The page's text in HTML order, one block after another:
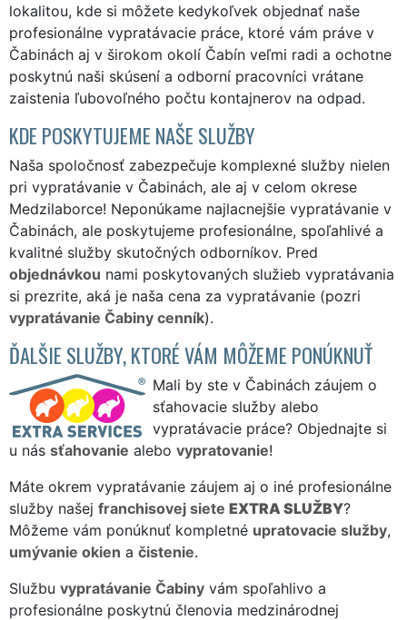
lokalitou, kde si môžete kedykoľvek objednať naše
profesionálne vypratávacie práce, ktoré vám práve v
Čabinách aj v širokom okolí Čabín veľmi radi a ochotne
poskytnú naši skúsení a odborní pracovníci vrátane
zaistenia ľubovoľného počtu kontajnerov na odpad.
KDE POSKYTUJEME NAŠE SLUŽBY
Naša spoločnosť zabezpečuje komplexné služby nielen
pri vypratávanie v Čabinách, ale aj v celom okrese
Medzilaborce! Neponúkame najlacnejšie vypratávanie v
Čabinách, ale poskytujeme profesionálne, spoľahlivé a
kvalitné služby skutočných odborníkov. Pred
objednávkou nami poskytovaných služieb vypratávania
si prezrite, aká je naša cena za vypratávanie (pozri
vypratávanie Čabiny cenník).
ĎALŠIE SLUŽBY, KTORÉ VÁM MÔŽEME PONÚKNUŤ
Mali by ste v Čabinách záujem o
sťahovacie služby alebo
vypratávacie práce? Objednajte si
u nás sťahovanie alebo vypratovanie!
Máte okrem vypratávanie záujem aj o iné profesionálne
služby našej franchisovej siete EXTRA SLUŽBY?
Môžeme vám ponúknuť kompletné upratovacie služby,
umývanie okien a čistenie.
Službu vypratávanie Čabiny vám spoľahlivo a
profesionálne poskytnú členovia medzinárodnej